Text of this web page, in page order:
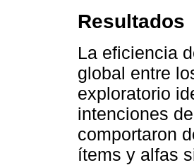
Resultados
La eficiencia
global entre
exploratorio
intenciones
comportaron
ítems y alfas